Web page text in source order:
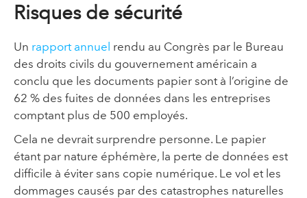
Risques de sécurité
Un rapport annuel rendu au Congrès par le Bureau
des droits civils du gouvernement américain a
conclu que les documents papier sont à l’origine de
62 % des fuites de données dans les entreprises
comptant plus de 500 employés.
Cela ne devrait surprendre personne. Le papier
étant par nature éphémère, la perte de données est
difficile à éviter sans copie numérique. Le vol et les
dommages causés par des catastrophes naturelles